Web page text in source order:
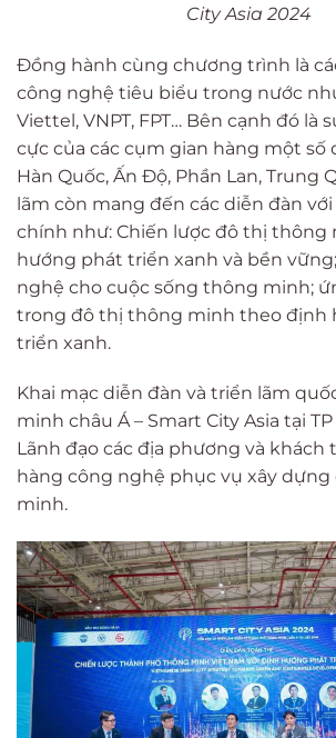
City Asia 2024
Đồng hành cùng chương trình là
công nghệ tiêu biểu trong nước
Viettel, VNPT, FPT… Bên cạnh đó là
cực của các cụm gian hàng một số
Hàn Quốc, Ấn Độ, Phần Lan, Trung
lãm còn mang đến các diễn đàn
chính như: Chiến lược đô thị thông
hướng phát triển xanh và bền
nghệ cho cuộc sống thông minh;
trong đô thị thông minh theo định
triển xanh.
Khai mạc diễn đàn và triển lãm
minh châu Á – Smart City Asia tại
Lãnh đạo các địa phương và khách
hàng công nghệ phục vụ xây
minh.